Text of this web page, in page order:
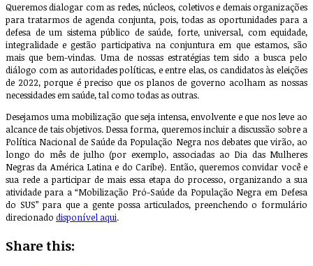
Queremos dialogar com as redes, núcleos, coletivos e demais organizações
para tratarmos de agenda conjunta, pois, todas as oportunidades para a
defesa de um sistema público de saúde, forte, universal, com equidade,
integralidade e gestão participativa na conjuntura em que estamos, são
mais que bem-vindas. Uma de nossas estratégias tem sido a busca pelo
diálogo com as autoridades políticas, e entre elas, os candidatos às eleições
de 2022, porque é preciso que os planos de governo acolham as nossas
necessidades em saúde, tal como todas as outras.
Desejamos uma mobilização que seja intensa, envolvente e que nos leve ao
alcance de tais objetivos. Dessa forma, queremos incluir a discussão sobre a
Política Nacional de Saúde da População Negra nos debates que virão, ao
longo do mês de julho (por exemplo, associadas ao Dia das Mulheres
Negras da América Latina e do Caribe). Então, queremos convidar você e
sua rede a participar de mais essa etapa do processo, organizando a sua
atividade para a “Mobilização Pró-Saúde da População Negra em Defesa
do SUS” para que a gente possa articulados, preenchendo o formulário
direcionado disponível aqui.
Share this: